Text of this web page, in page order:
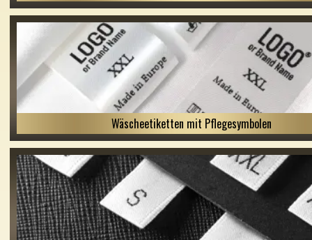
Wäscheetiketten mit Pflegesymbolen